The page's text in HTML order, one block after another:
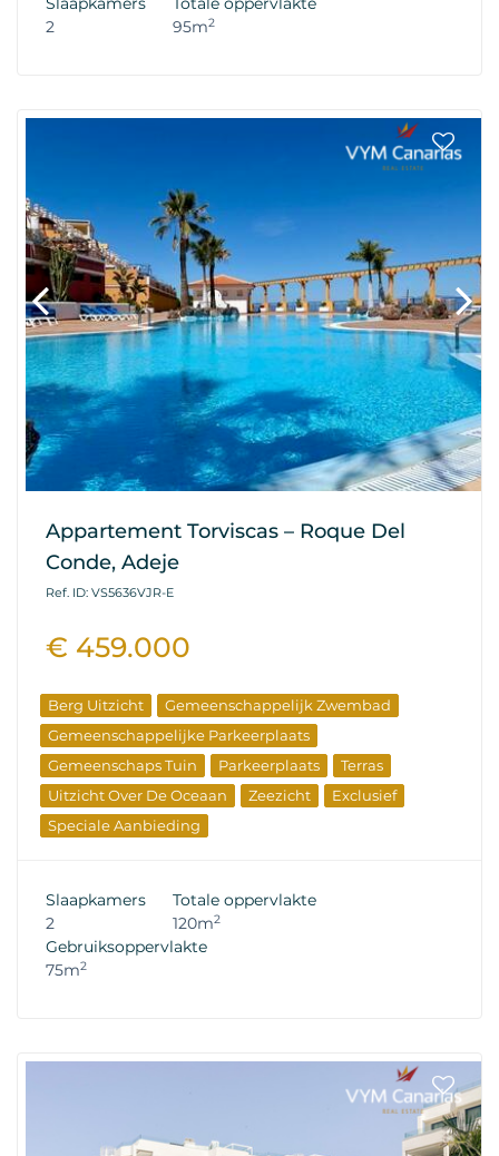
2
95m2
Appartement Torviscas – Roque Del
Conde, Adeje
Ref. ID: VS5636VJR-E
€ 459.000
Berg Uitzicht
Gemeenschappelijk Zwembad
Gemeenschappelijke Parkeerplaats
Gemeenschaps Tuin
Parkeerplaats
Terras
Uitzicht Over De Oceaan
Zeezicht
Exclusief
Speciale Aanbieding
Slaapkamers
2
Totale oppervlakte
120m2
Gebruiksoppervlakte
75m2